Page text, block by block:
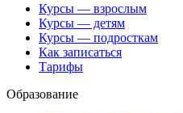
Курсы — взрослым
Курсы — детям
Курсы — подросткам
Как записаться
Тарифы
Образование